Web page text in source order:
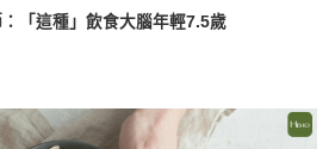
「這種」飲食大腦年輕7.5歲